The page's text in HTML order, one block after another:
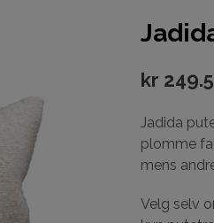
kr
Jadida
plomme
mens
Velg selv